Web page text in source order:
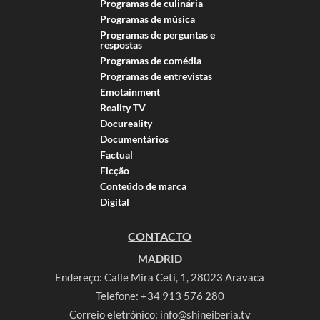
Programas de culinária
Programas de música
Programas de perguntas e
respostas
Programas de comédia
Programas de entrevistas
Emotainment
Reality TV
Docureality
Documentários
Factual
Ficção
Conteúdo de marca
Digital
CONTACTO
MADRID
Endereço: Calle Mira Ceti, 1, 28023 Aravaca
Telefone: +34 913 576 280
Correio eletrónico: info@shineiberia.tv